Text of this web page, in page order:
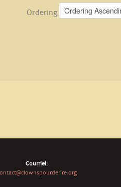
Ordering
Courriel: